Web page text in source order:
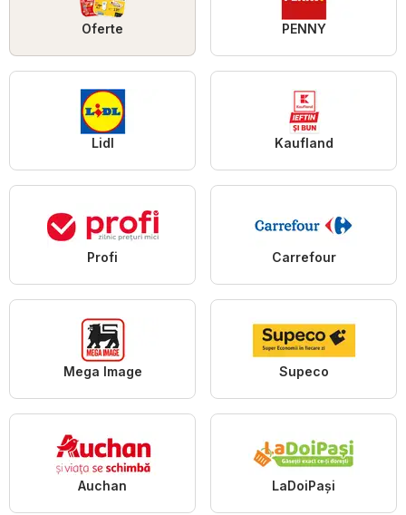
Oferte PENNY
Lidl Kaufland
Profi Carrefour
Mega Image Supeco
Auchan LaDoiPași